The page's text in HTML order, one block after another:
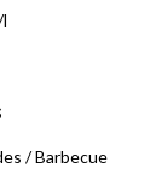
/ Barbecue